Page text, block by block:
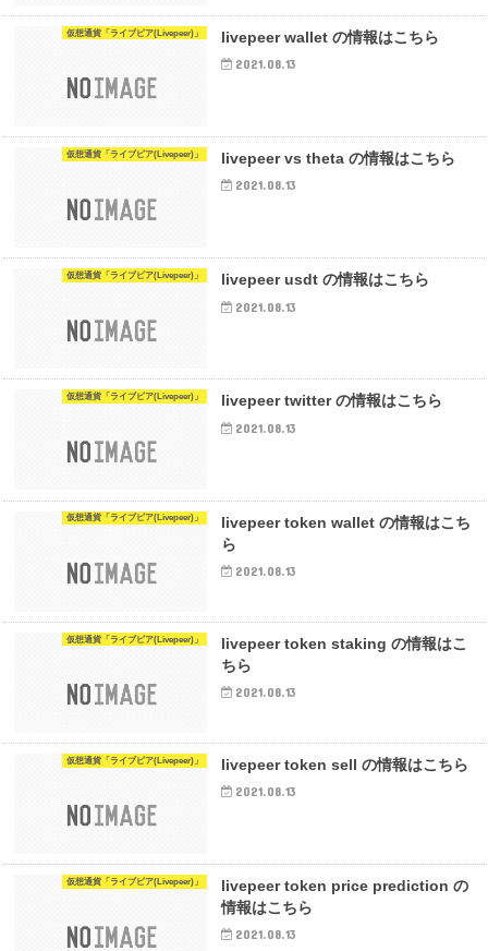
仮想通貨「ライブピア(Livepeer)」 livepeer wallet の情報はこちら
2021.08.13
仮想通貨「ライブピア(Livepeer)」 livepeer vs theta の情報はこちら
2021.08.13
仮想通貨「ライブピア(Livepeer)」 livepeer usdt の情報はこちら
2021.08.13
仮想通貨「ライブピア(Livepeer)」 livepeer twitter の情報はこちら
2021.08.13
仮想通貨「ライブピア(Livepeer)」
livepeer token wallet の情報はこち
ら
2021.08.13
仮想通貨「ライブピア(Livepeer)」
livepeer token staking の情報はこ
ちら
2021.08.13
仮想通貨「ライブピア(Livepeer)」 livepeer token sell の情報はこちら
2021.08.13
仮想通貨「ライブピア(Livepeer)」
livepeer token price prediction の
情報はこちら
2021.08.13